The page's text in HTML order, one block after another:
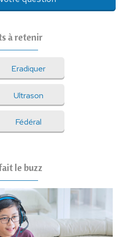
à retenir
Eradiquer
Ultrason
Fédéral
le buzz